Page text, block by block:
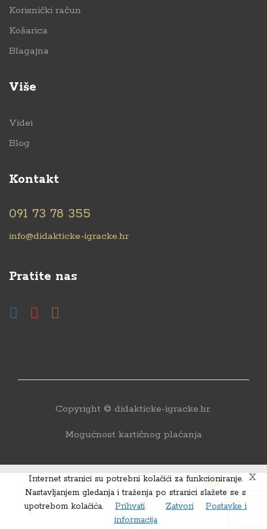
Korisnički račun
Košarica
Blagajna
Više
Videi
Blog
Kontakt
091 73 78 355
info@didakticke-igracke.hr
Pratite nas
Copyright © didakticke-igracke.hr.
Mogućnost kartičnog plaćanja
0
Internet stranici su potrebni kolačići za funkcioniranje.
Nastavljanjem gledanja i traženja po stranici slažete se s
upotrebom kolačića.
Prihvati Zatvori
Postavke i
informacija
X